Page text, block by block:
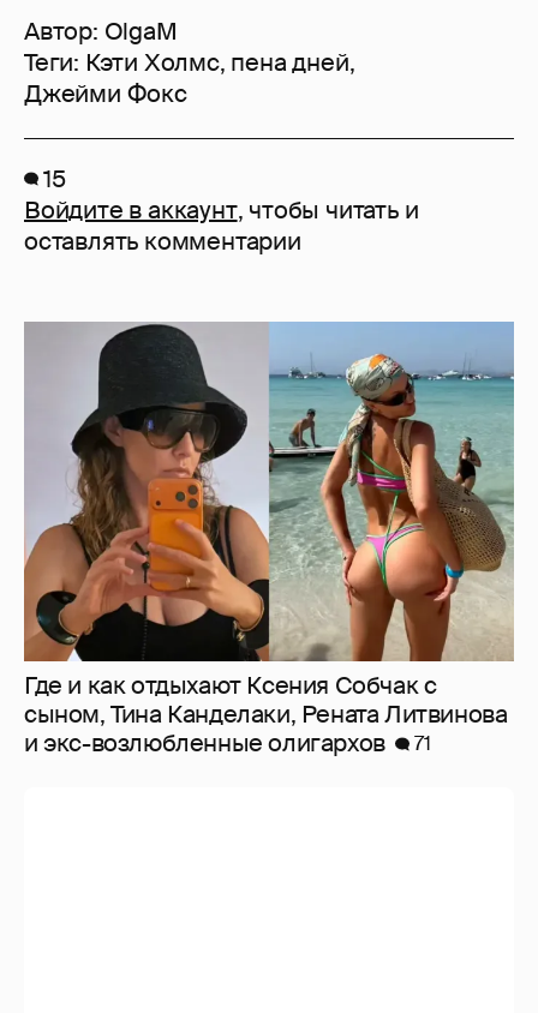
Автор: OlgaM
Теги: Кэти Холмс, пена дней,
Джейми Фокс
15
Войдите в аккаунт, чтобы читать и
оставлять комментарии
Где и как отдыхают Ксения Собчак с
сыном, Тина Канделаки, Рената Литвинова
и экс-возлюбленные олигархов
71